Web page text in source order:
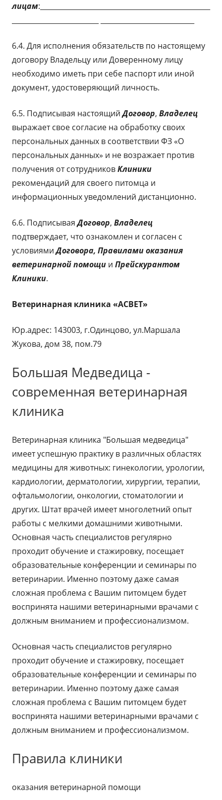
лицам:_________________________________________________
6.4. Для исполнения обязательств по настоящему
договору Владельцу или Доверенному лицу
необходимо иметь при себе паспорт или иной
документ, удостоверяющий личность.
6.5. Подписывая настоящийДоговор, Владелец
выражает свое согласие на обработку своих
персональных данных в соответствии ФЗ «О
персональных данных» и не возражает против
получения от сотрудниковКлиники
рекомендаций для своего питомца и
информационных уведомлений дистанционно.
6.6. ПодписываяДоговор, Владелец
подтверждает, что ознакомлен и согласен с
условиямиДоговора, Правилами оказания
ветеринарной помощи и Прейскурантом
Клиники.
Ветеринарная клиника «АСВЕТ»
Юр.адрес: 143003, г.Одинцово, ул.Маршала
Жукова, дом 38, пом.79
Большая Медведица -
современная ветеринарная
клиника
Ветеринарная клиника "Большая медведица"
имеет успешную практику в различных областях
медицины для животных: гинекологии, урологии,
кардиологии, дерматологии, хирургии, терапии,
офтальмологии, онкологии, стоматологии и
других. Штат врачей имеет многолетний опыт
работы с мелкими домашними животными.
Основная часть специалистов регулярно
проходит обучение и стажировку, посещает
образовательные конференции и семинары по
ветеринарии. Именно поэтому даже самая
сложная проблема с Вашим питомцем будет
воспринята нашими ветеринарными врачами с
должным вниманием и профессионализмом.
Основная часть специалистов регулярно
проходит обучение и стажировку, посещает
образовательные конференции и семинары по
ветеринарии. Именно поэтому даже самая
сложная проблема с Вашим питомцем будет
воспринята нашими ветеринарными врачами с
должным вниманием и профессионализмом.
Правила клиники
оказания ветеринарной помощи